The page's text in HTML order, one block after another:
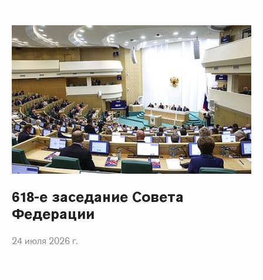
618-е заседание Совета
Федерации
24 июля 2026 г.